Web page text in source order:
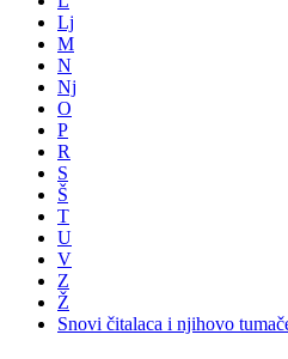
Lj
M
N
Nj
O
P
R
S
Š
T
U
V
Z
Ž
Snovi čitalaca i njihovo